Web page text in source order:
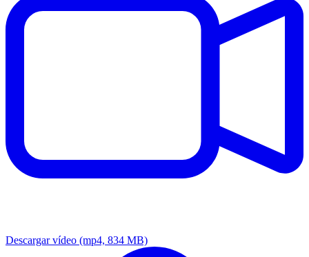
Descargar vídeo (mp4, 834 MB)